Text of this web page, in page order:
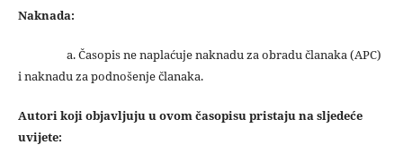
Naknada:
a. Časopis ne naplaćuje naknadu za obradu članaka (APC)
i naknadu za podnošenje članaka.
Autori koji objavljuju u ovom časopisu pristaju na sljedeće
uvijete: